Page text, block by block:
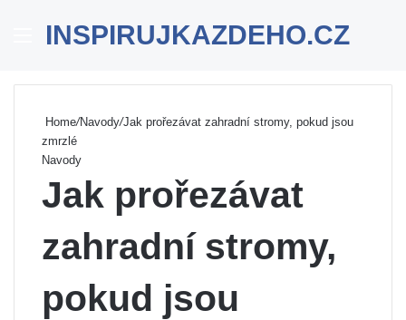
Menu
INSPIRUJKAZDEHO.CZ
Home/Navody/Jak prořezávat zahradní stromy, pokud jsou
zmrzlé
Navody
Jak prořezávat
zahradní stromy,
pokud jsou